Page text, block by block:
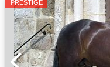
PRESTIGE